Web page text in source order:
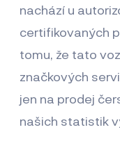
nachází u
certifikovaných
tomu, že tato
značkových
jen na prodej
našich statistik